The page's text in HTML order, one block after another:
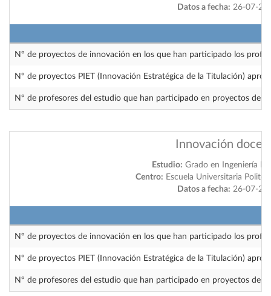
Datos a fecha: 26-07-
Nº de proyectos de innovación en los que han participado los
Nº de proyectos PIET (Innovación Estratégica de la Titulación)
Nº de profesores del estudio que han participado en proyectos de
Innovación
Estudio: Grado en Ingeniería
Centro: Escuela Universitaria
Datos a fecha: 26-07-
Nº de proyectos de innovación en los que han participado los
Nº de proyectos PIET (Innovación Estratégica de la Titulación)
Nº de profesores del estudio que han participado en proyectos de